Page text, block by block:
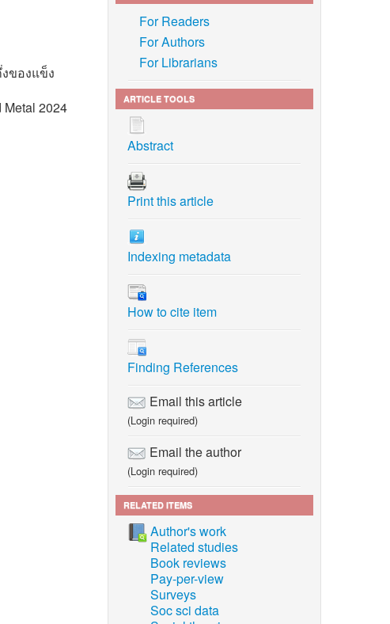
ของแข็ง
Metal 2024
2013
For Readers
For Authors
For Librarians
ARTICLE TOOLS
Abstract
Print this article
Indexing metadata
How to cite item
Finding References
Email this article
(Login required)
Email the author
(Login required)
RELATED ITEMS
Author's work
Related studies
Book reviews
Pay-per-view
Surveys
Soc sci data